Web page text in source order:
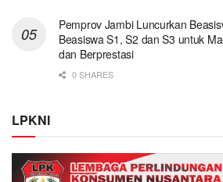
Pemprov Jambi Luncurkan
Beasiswa S1, S2 dan S3 untuk
dan Berprestasi
0 SHARES
LPKNI